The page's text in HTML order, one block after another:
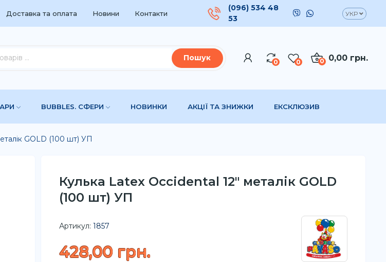
Доставка та оплата Новини Контакти
(096) 534 48
53
УКР
Пошук 0 0 0,00 грн.
0
BUBBLES. СФЕРИ НОВИНКИ АКЦІЇ ТА ЗНИЖКИ ЕКСКЛЮЗИВ
GOLD (100 шт) УП
Кулька Latex Occidental 12" металік GOLD
(100 шт) УП
Артикул: 1857
428,00 грн.